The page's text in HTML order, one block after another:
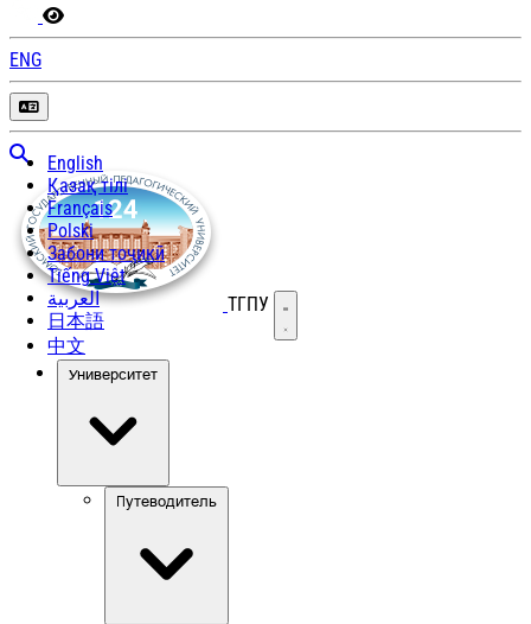
ENG
English
Қазақ тілі
Français
Polski
Забони тоҷикӣ
Tiếng Việt
العربية
日本語
中文
ТГПУ Открыть меню
Университет
Путеводитель